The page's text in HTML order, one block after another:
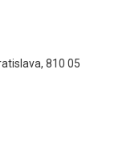
810 05